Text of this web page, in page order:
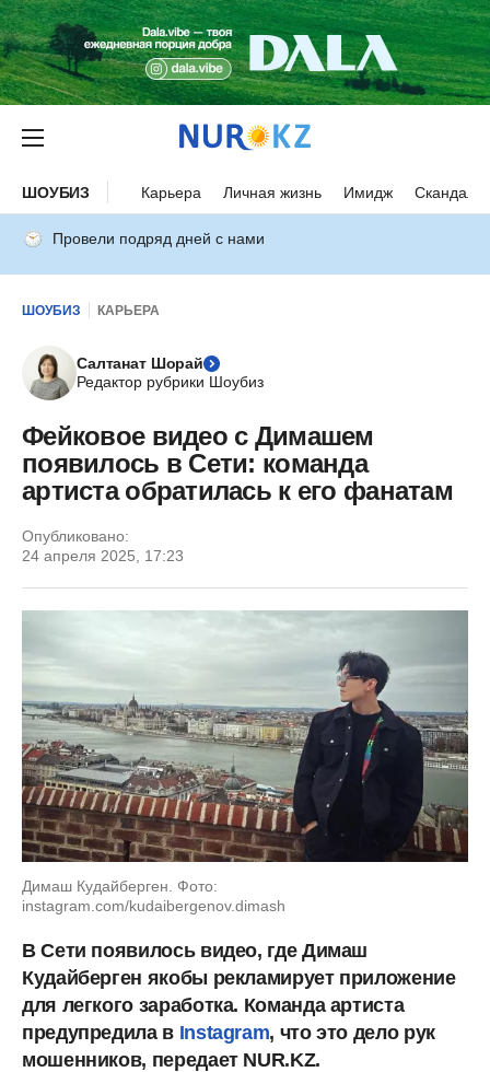
ШОУБИЗ Карьера Личная жизнь Имидж Скандалы
Провели подряд дней с нами
ШОУБИЗ КАРЬЕРА
Салтанат Шорай
Редактор рубрики Шоубиз
Фейковое видео с Димашем
появилось в Сети: команда
артиста обратилась к его фанатам
Опубликовано:
24 апреля 2025, 17:23
Димаш Кудайберген. Фото:
instagram.com/kudaibergenov.dimash
В Сети появилось видео, где Димаш
Кудайберген якобы рекламирует приложение
для легкого заработка. Команда артиста
предупредила вInstagram, что это дело рук
мошенников, передает NUR.KZ.